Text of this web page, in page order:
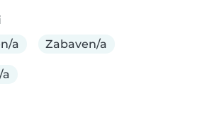
a
Zabaven/a